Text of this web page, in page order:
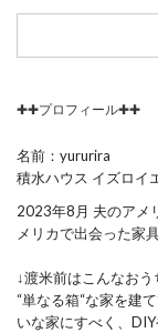
✚✚プロフィール✚✚
名前：yururira
積水ハウス イズロイ
2023年8月 夫のアメ
メリカで出会った家
↓渡米前はこんなおう
“単なる箱“な家を建
いな家にすべく、